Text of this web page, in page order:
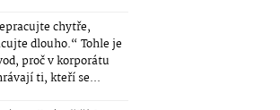
chytře,
dlouho.“ Tohle je
proč v korporátu
ti, kteří se...